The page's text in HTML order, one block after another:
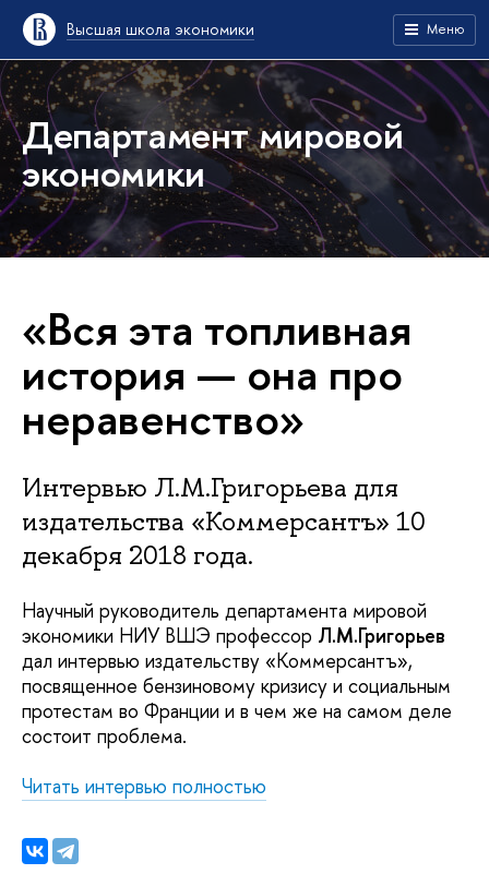
Высшая школа экономики Меню
Департамент мировой
экономики
«Вся эта топливная
история — она про
неравенство»
Интервью Л.М.Григорьева для
издательства «Коммерсантъ» 10
декабря 2018 года.
Научный руководитель департамента мировой
экономики НИУ ВШЭ профессор Л.М.Григорьев
дал интервью издательству «Коммерсантъ»,
посвященное бензиновому кризису и социальным
протестам во Франции и в чем же на самом деле
состоит проблема.
Читать интервью полностью